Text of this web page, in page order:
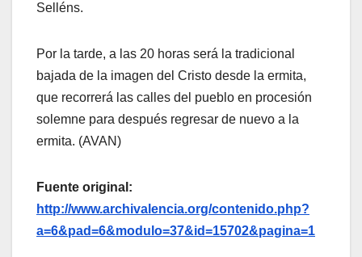
Selléns.
Por la tarde, a las 20 horas será la tradicional
bajada de la imagen del Cristo desde la ermita,
que recorrerá las calles del pueblo en procesión
solemne para después regresar de nuevo a la
ermita. (AVAN)
Fuente original:
http://www.archivalencia.org/contenido.php?
a=6&pad=6&modulo=37&id=15702&pagina=1